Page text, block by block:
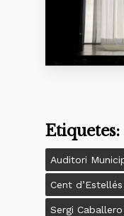
Etiquetes:
Auditori
Cent d’Estellés
Sergi Caballero